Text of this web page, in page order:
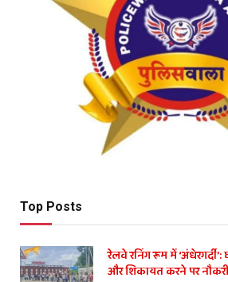
Top Posts
रेलवे रनिंग रूम में ‘अंधेरगर्दी’:
और शिकायत करने पर